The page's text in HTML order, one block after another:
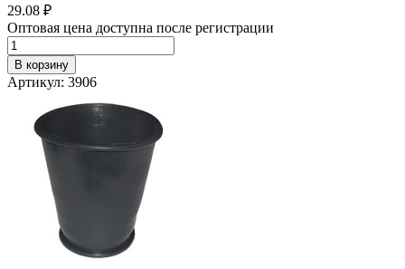
29.08 ₽
Оптовая цена доступна после регистрации
В корзину
Артикул: 3906